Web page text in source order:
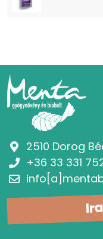
2510 Dorog
+36 33 331